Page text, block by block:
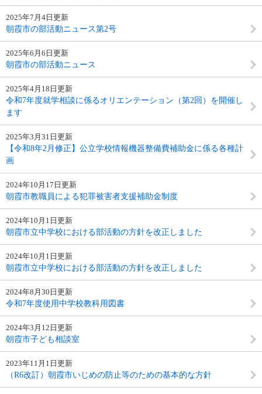
2025年7月4日更新
朝霞市の部活動ニュース第2号
2025年6月6日更新
朝霞市の部活動ニュース
2025年4月18日更新
令和7年度就学相談に係るオリエンテーション（第2回）を開催し
ます
2025年3月31日更新
【令和8年2月修正】公立学校情報機器整備費補助金に係る各種計
画
2024年10月17日更新
朝霞市教職員による犯罪被害者支援補助金制度
2024年10月1日更新
朝霞市立中学校における部活動の方針を改正しました
2024年10月1日更新
朝霞市立中学校における部活動の方針を改正しました
2024年8月30日更新
令和7年度使用中学校教科用図書
2024年3月12日更新
朝霞市子ども相談室
2023年11月1日更新
（R6改訂）朝霞市いじめの防止等のための基本的な方針